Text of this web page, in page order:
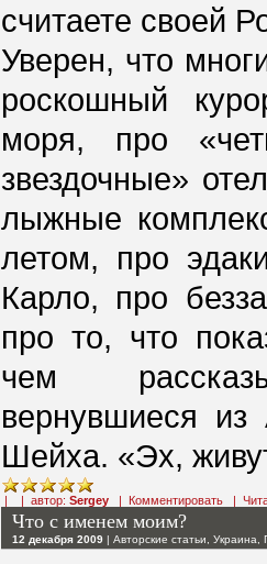
считаете своей
Уверен, что
роскошный
моря, про
звездочные»
лыжные
летом, про
Карло, про
про то, что
чем
вернувшиеся
Шейха. «Эх,
| | автор: Sergey | Комментировать |
Что с именем моим?
12 декабря 2009 | Авторские статьи Украина